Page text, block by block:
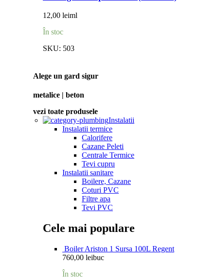
12,00 leiml
În stoc
SKU: 503
Alege un gard sigur
metalice | beton
vezi toate produsele
Instalatii
Instalatii termice
Calorifere
Cazane Peleti
Centrale Termice
Tevi cupru
Instalatii sanitare
Boilere, Cazane
Coturi PVC
Filtre apa
Tevi PVC
Cele mai populare
Boiler Ariston 1 Sursa 100L Regent
760,00 leibuc
În stoc